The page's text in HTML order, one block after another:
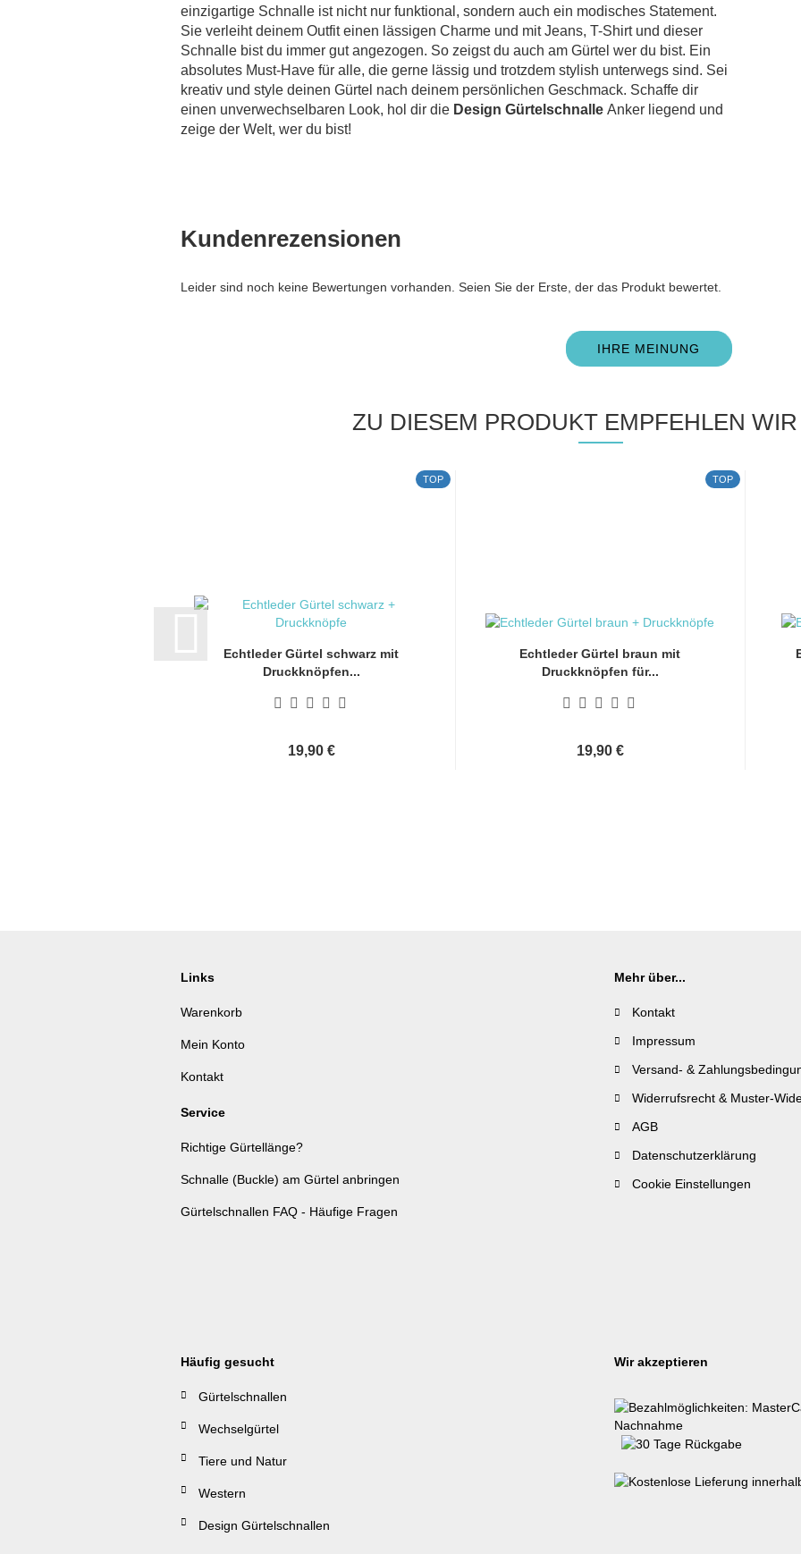
einzigartige Schnalle ist nicht nur funktional, sondern auch ein modisches Statement.
Sie verleiht deinem Outfit einen lässigen Charme und mit Jeans, T-Shirt und dieser
Schnalle bist du immer gut angezogen. So zeigst du auch am Gürtel wer du bist. Ein
absolutes Must-Have für alle, die gerne lässig und trotzdem stylish unterwegs sind. Sei
kreativ und style deinen Gürtel nach deinem persönlichen Geschmack. Schaffe dir
einen unverwechselbaren Look, hol dir die Design Gürtelschnalle Anker liegend und
zeige der Welt, wer du bist!
Kundenrezensionen
Leider sind noch keine Bewertungen vorhanden. Seien Sie der Erste, der das Produkt bewertet.
IHRE MEINUNG
ZU DIESEM PRODUKT EMPFEHLEN
TOP
Echtleder Gürtel schwarz mit
Druckknöpfen...
19,90 €
TOP
Echtleder Gürtel braun mit
Druckknöpfen für...
19,90 €
Links
Warenkorb
Mein Konto
Kontakt
Service
Richtige Gürtellänge?
Schnalle (Buckle) am Gürtel anbringen
Gürtelschnallen FAQ - Häufige Fragen
Mehr über...
Kontakt
Impressum
Versand- &
Widerrufsrecht & Muster-
AGB
Datenschutzerklärung
Cookie Einstellungen
Häufig gesucht
Gürtelschnallen
Wechselgürtel
Tiere und Natur
Western
Design Gürtelschnallen
Wir akzeptieren